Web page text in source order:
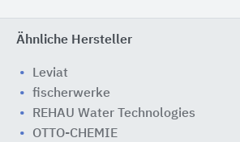
Ähnliche Hersteller
Leviat
fischerwerke
REHAU Water Technologies
OTTO-CHEMIE